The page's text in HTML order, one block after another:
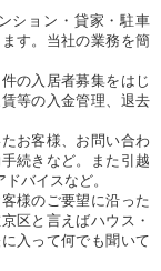
ション・貸家・駐車
す。当社の業務を簡
の入居者募集をはじ
等の入金管理、退去
お客様、お問い合わ
続きなど。また引越
バイスなど。
様のご要望に沿った
区と言えばハウス・
入って何でも聞いて